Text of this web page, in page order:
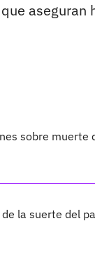
que aseguran
sobre muerte
la suerte del